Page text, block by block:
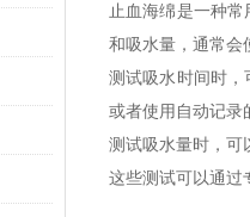
止血海绵是一种
和吸水量，通常会
测试吸水时间时
或者使用自动记录
测试吸水量时，可
这些测试可以通过